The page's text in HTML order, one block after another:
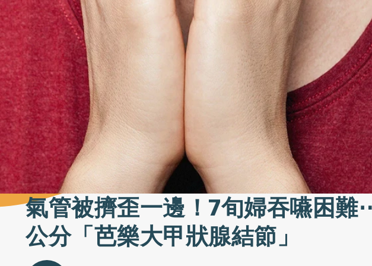
氣管被擠歪一邊！7旬婦吞嚥困
公分「芭樂大甲狀腺結節」